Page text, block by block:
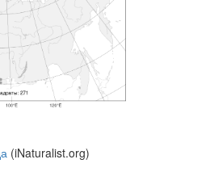
(iNaturalist.org)